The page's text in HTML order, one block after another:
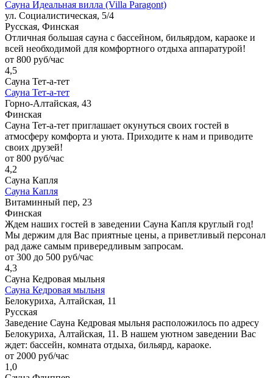
Сауна Идеальная вилла (Villa Paragont)
ул. Социалистическая, 5/4
Русская, Финская
Отличная большая сауна с бассейном, бильярдом, караоке и
всей необходимой для комфортного отдыха аппаратурой!
от 800 руб/час
4,5
Сауна Тет-а-тет
Сауна Тет-а-тет
Горно-Алтайская, 43
Финская
Сауна Тет-а-тет приглашает окунуться своих гостей в
атмосферу комфорта и уюта. Приходите к нам и приводите
своих друзей!
от 800 руб/час
4,2
Сауна Капля
Сауна Капля
Витаминный пер, 23
Финская
Ждем наших гостей в заведении Сауна Капля круглый год!
Мы держим для Вас приятные цены, а приветливый персонал
рад даже самым привередливым запросам.
от 300 до 500 руб/час
4,3
Сауна Кедровая мыльня
Сауна Кедровая мыльня
Белокуриха, Алтайская, 11
Русская
Заведение Сауна Кедровая мыльня расположилось по адресу
Белокуриха, Алтайская, 11. В нашем уютном заведении Вас
ждет: бассейн, комната отдыха, бильярд, караоке.
от 2000 руб/час
1,0